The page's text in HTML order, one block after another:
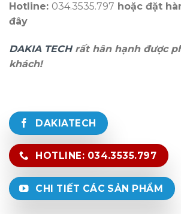
Hotline: 034.3535.797 hoặc đặt
đây
DAKIA TECHrất hân hạnh được
khách!
DAKIATECH
HOTLINE: 034.3535.797
CHI TIẾT CÁC SẢN PHẨM